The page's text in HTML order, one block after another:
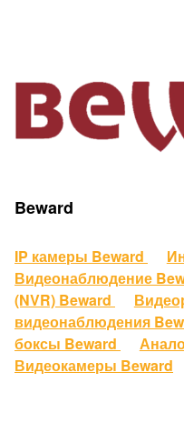
Beward
IP камеры Beward
Видеонаблюдение
(NVR) Beward
видеонаблюдения
боксы Beward
Видеокамеры Beward